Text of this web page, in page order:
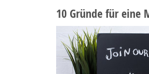
10 Gründe für eine